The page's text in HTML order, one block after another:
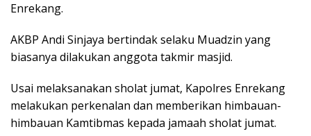
Enrekang.
AKBP Andi Sinjaya bertindak selaku Muadzin yang
biasanya dilakukan anggota takmir masjid.
Usai melaksanakan sholat jumat, Kapolres Enrekang
melakukan perkenalan dan memberikan himbauan-
himbauan Kamtibmas kepada jamaah sholat jumat.